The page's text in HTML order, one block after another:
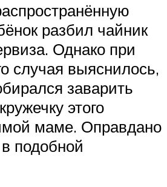
разбил чайник
Однако при
случая выяснилось,
заварить
этого
маме. Оправдано
подобной